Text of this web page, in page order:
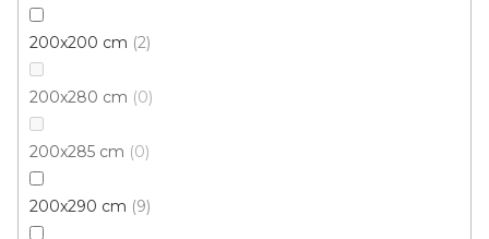
200x200 cm 2
200x280 cm 0
200x285 cm 0
200x290 cm 9
Kusový koberec LIFE SHAGGY 1500 Tyrkys